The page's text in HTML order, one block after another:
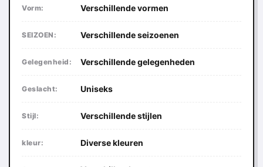
Vorm: Verschillende vormen
SEIZOEN: Verschillende seizoenen
Gelegenheid: Verschillende gelegenheden
Geslacht: Uniseks
Stijl: Verschillende stijlen
kleur: Diverse kleuren